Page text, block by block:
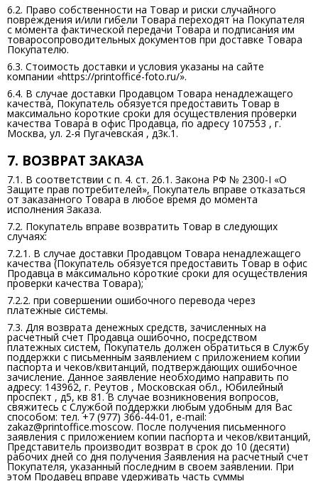
6.2. Право собственности на Товар и риски случайного
повреждения и/или гибели Товара переходят на Покупателя
с момента фактической передачи Товара и подписания им
товаросопроводительных документов при доставке Товара
Покупателю.
6.3. Стоимость доставки и условия указаны на сайте
компании «https://printoffice-foto.ru/».
6.4. В случае доставки Продавцом Товара ненадлежащего
качества, Покупатель обязуется предоставить Товар в
максимально короткие сроки для осуществления проверки
качества Товара в офис Продавца, по адресу 107553 , г.
Москва, ул. 2-я Пугачевская , д3к.1.
7. ВОЗВРАТ ЗАКАЗА
7.1. В соответствии с п. 4. ст. 26.1. Закона РФ № 2300-I «О
Защите прав потребителей», Покупатель вправе отказаться
от заказанного Товара в любое время до момента
исполнения Заказа.
7.2. Покупатель вправе возвратить Товар в следующих
случаях:
7.2.1. В случае доставки Продавцом Товара ненадлежащего
качества (Покупатель обязуется предоставить Товар в офис
Продавца в максимально короткие сроки для осуществления
проверки качества Товара);
7.2.2. при совершении ошибочного перевода через
платежные системы.
7.3. Для возврата денежных средств, зачисленных на
расчетный счет Продавца ошибочно, посредством
платежных систем, Покупатель должен обратиться в Службу
поддержки с письменным заявлением с приложением копии
паспорта и чеков/квитанций, подтверждающих ошибочное
зачисление. Данное заявление необходимо направить по
адресу: 143962, г. Реутов , Московская обл., Юбилейный
проспект , д5, кв 81. В случае возникновения вопросов,
свяжитесь с Службой поддержки любым удобным для Вас
способом: тел. +7 (977) 366-44-01, e-mail:
zakaz@printoffice.moscow. После получения письменного
заявления с приложением копии паспорта и чеков/квитанций,
Представитель производит возврат в срок до 10 (десяти)
рабочих дней со дня получения Заявления на расчетный счет
Покупателя, указанный последним в своем заявлении. При
этом Продавец вправе удерживать часть суммы